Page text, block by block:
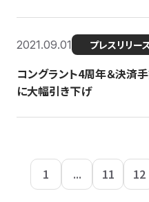
2021.09.01 プレスリリー
コングラント4周年＆決済
に大幅引き下げ
1 ... 11 12